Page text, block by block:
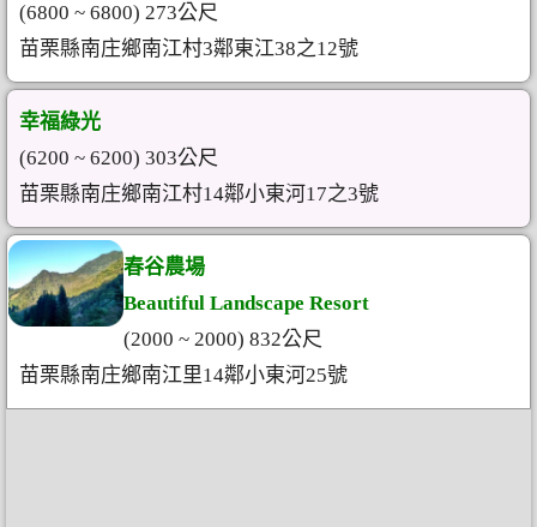
(6800 ~ 6800) 273公尺
苗栗縣南庄鄉南江村3鄰東江38之12號
幸福綠光
(6200 ~ 6200) 303公尺
苗栗縣南庄鄉南江村14鄰小東河17之3號
春谷農場
Beautiful Landscape Resort
(2000 ~ 2000) 832公尺
苗栗縣南庄鄉南江里14鄰小東河25號